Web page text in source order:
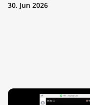
30. Jun 2026